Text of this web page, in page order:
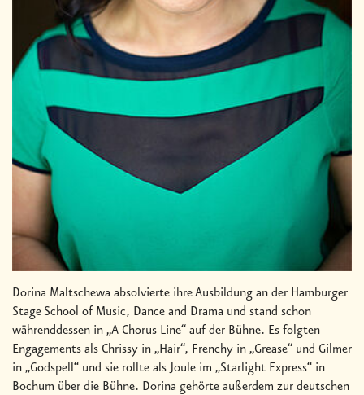
Dorina Maltschewa absolvierte ihre Ausbildung an der Hamburger
Stage School of Music, Dance and Drama und stand schon
währenddessen in „A Chorus Line“ auf der Bühne. Es folgten
Engagements als Chrissy in „Hair“, Frenchy in „Grease“ und Gilmer
in „Godspell“ und sie rollte als Joule im „Starlight Express“ in
Bochum über die Bühne. Dorina gehörte außerdem zur deutschen